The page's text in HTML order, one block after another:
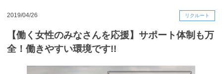
2019/04/26 リクルート
【働く女性のみなさんを応援】サポート体制も万
全！働きやすい環境です!!